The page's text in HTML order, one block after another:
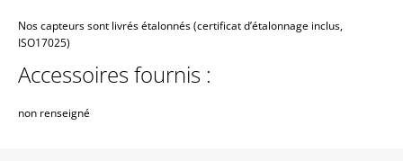
Nos capteurs sont livrés étalonnés (certificat d’étalonnage inclus,
ISO17025)
Accessoires fournis :
non renseigné